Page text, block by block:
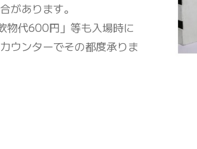
があります。
物代600円」等も入場時に
ウンターでその都度承りま